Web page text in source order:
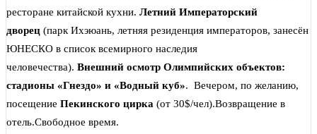
ресторане китайской кухни. Летний Императорский
дворец (парк Ихэюань, летняя резиденция императоров, занесён
ЮНЕСКО в список всемирного наследия
человечества). Внешний осмотр Олимпийских объектов:
стадионы «Гнездо» и «Водный куб». Вечером, по желанию,
посещение Пекинского цирка (от 30$/чел).Возвращение в
отель.Свободное время.